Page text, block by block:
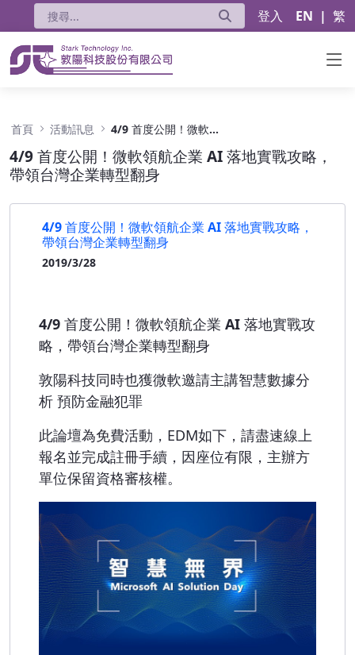
登入 EN | 繁
首頁 活動訊息 4/9 首度公開！微軟領航企業 AI 落地實戰攻略，帶領台灣企業轉型翻身
4/9 首度公開！微軟領航企業 AI 落地實戰攻略，
帶領台灣企業轉型翻身
4/9 首度公開！微軟領航企業 AI 落地實戰攻略，
帶領台灣企業轉型翻身
2019/3/28
4/9 首度公開！微軟領航企業 AI 落地實戰攻
略，帶領台灣企業轉型翻身
敦陽科技同時也獲微軟邀請主講智慧數據分
析 預防金融犯罪
此論壇為免費活動，EDM如下，請盡速線上
報名並完成註冊手續，因座位有限，主辦方
單位保留資格審核權。